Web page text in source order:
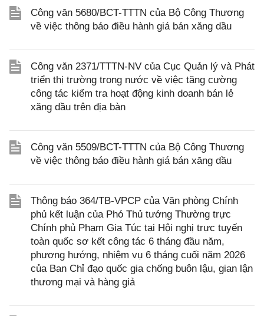
Công văn 5680/BCT-TTTN của Bộ Công Thương
về việc thông báo điều hành giá bán xăng dầu
Công văn 2371/TTTN-NV của Cục Quản lý và Phát
triển thị trường trong nước về việc tăng cường
công tác kiểm tra hoạt động kinh doanh bán lẻ
xăng dầu trên địa bàn
Công văn 5509/BCT-TTTN của Bộ Công Thương
về việc thông báo điều hành giá bán xăng dầu
Thông báo 364/TB-VPCP của Văn phòng Chính
phủ kết luận của Phó Thủ tướng Thường trực
Chính phủ Phạm Gia Túc tại Hội nghị trực tuyến
toàn quốc sơ kết công tác 6 tháng đầu năm,
phương hướng, nhiệm vụ 6 tháng cuối năm 2026
của Ban Chỉ đạo quốc gia chống buôn lậu, gian lận
thương mại và hàng giả